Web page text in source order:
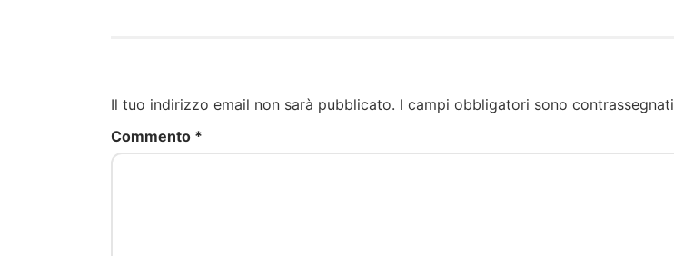
Il tuo indirizzo email non sarà pubblicato. I campi obbligatori sono contrassegnati
Commento *